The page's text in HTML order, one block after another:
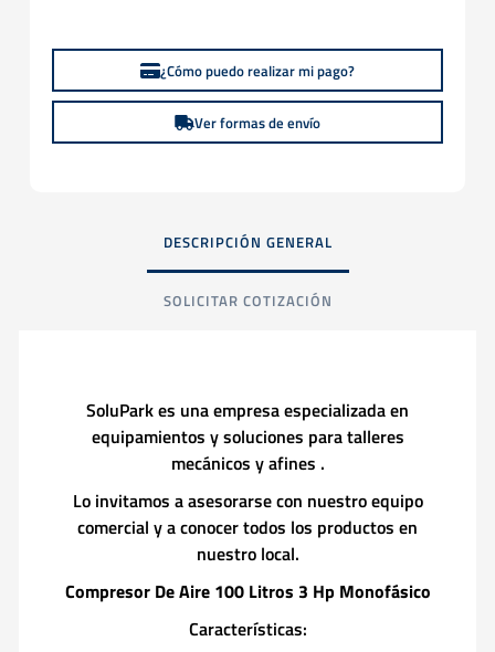
¿Cómo puedo realizar mi pago?
Ver formas de envío
DESCRIPCIÓN GENERAL
SOLICITAR COTIZACIÓN
SoluPark es una empresa especializada en
equipamientos y soluciones para talleres
mecánicos y afines .
Lo invitamos a asesorarse con nuestro equipo
comercial y a conocer todos los productos en
nuestro local.
Compresor De Aire 100 Litros 3 Hp Monofásico
Características: